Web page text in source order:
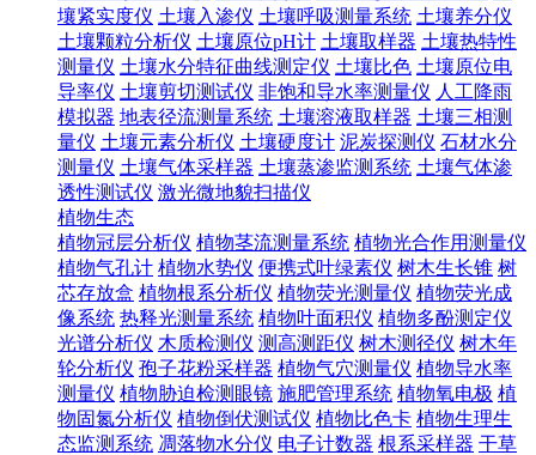
壤紧实度仪 土壤入渗仪 土壤呼吸测量系统 土壤养分仪
土壤颗粒分析仪 土壤原位pH计 土壤取样器 土壤热特性
测量仪 土壤水分特征曲线测定仪 土壤比色 土壤原位电
导率仪 土壤剪切测试仪 非饱和导水率测量仪 人工降雨
模拟器 地表径流测量系统 土壤溶液取样器 土壤三相测
量仪 土壤元素分析仪 土壤硬度计 泥炭探测仪 石材水分
测量仪 土壤气体采样器 土壤蒸渗监测系统 土壤气体渗
透性测试仪 激光微地貌扫描仪
植物生态
植物冠层分析仪 植物茎流测量系统 植物光合作用测量仪
植物气孔计 植物水势仪 便携式叶绿素仪 树木生长锥 树
芯存放盒 植物根系分析仪 植物荧光测量仪 植物荧光成
像系统 热释光测量系统 植物叶面积仪 植物多酚测定仪
光谱分析仪 木质检测仪 测高测距仪 树木测径仪 树木年
轮分析仪 孢子花粉采样器 植物气穴测量仪 植物导水率
测量仪 植物胁迫检测眼镜 施肥管理系统 植物氧电极 植
物固氮分析仪 植物倒伏测试仪 植物比色卡 植物生理生
态监测系统 凋落物水分仪 电子计数器 根系采样器 干草